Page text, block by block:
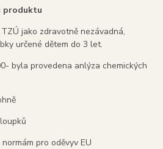
produktu
jako zdravotně nezávadná,
určené dětem do 3 let.
byla provedena anlýza chemických
pro oděvyv EU